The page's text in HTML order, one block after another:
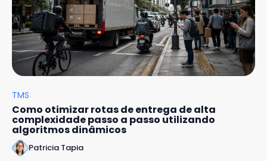
TMS
Como otimizar rotas de entrega de alta
complexidade passo a passo utilizando
algoritmos dinâmicos
Patricia Tapia